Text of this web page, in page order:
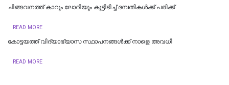
ചിങ്ങവനത്ത് കാറും ലോറിയും കൂട്ടിടിച്ച് ദമ്പതികള്‍ക്ക് പരിക്ക്
READ MORE
കോട്ടയത്ത് വിദ്യാഭ്യാസ സ്ഥാപനങ്ങൾക്ക് നാളെ അവധി
READ MORE